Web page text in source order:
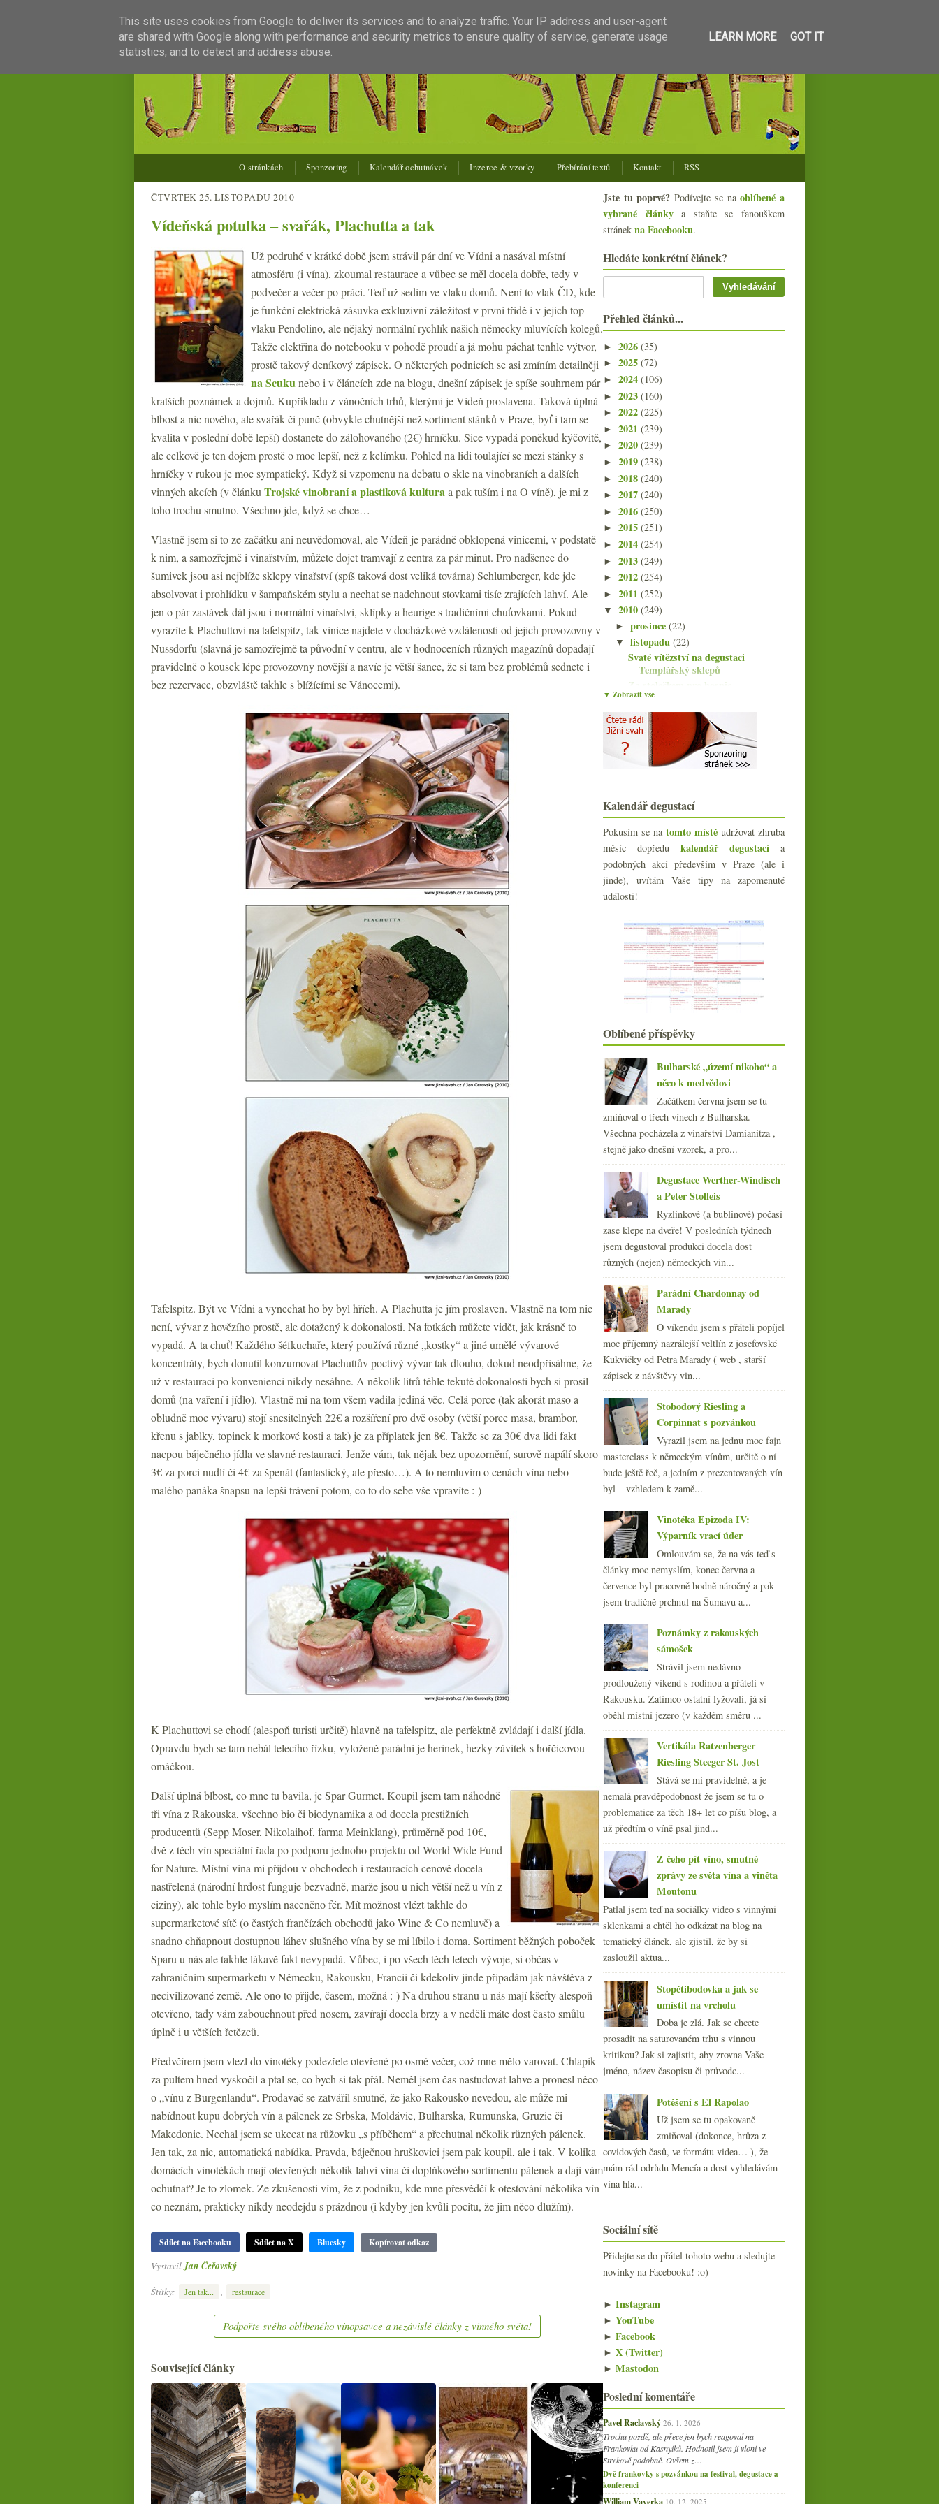
O stránkách Sponzoring Kalendář ochutnávek Inzerce & vzorky Přebírání textů Kontakt RSS
ČTVRTEK 25. LISTOPADU 2010
Vídeňská potulka – svařák, Plachutta a tak
Už podruhé v krátké době jsem strávil pár dní ve Vídni a nasával místní
atmosféru (i vína), zkoumal restaurace a vůbec se měl docela dobře, tedy v
podvečer a večer po práci. Teď už sedím ve vlaku domů. Není to vlak ČD, kde
je funkční elektrická zásuvka exkluzivní záležitost v první třídě i v jejich top
vlaku Pendolino, ale nějaký normální rychlík našich německy mluvících kolegů.
Takže elektřina do notebooku v pohodě proudí a já mohu páchat tenhle výtvor,
prostě takový deníkový zápisek. O některých podnicích se asi zmíním detailněji
na Scukunebo i v článcích zde na blogu, dnešní zápisek je spíše souhrnem pár
kratších poznámek a dojmů. Kupříkladu z vánočních trhů, kterými je Vídeň proslavena. Taková úplná
blbost a nic nového, ale svařák či punč (obvykle chutnější než sortiment stánků v Praze, byť i tam se
kvalita v poslední době lepší) dostanete do zálohovaného (2€) hrníčku. Sice vypadá poněkud kýčovitě,
ale celkově je ten dojem prostě o moc lepší, než z kelímku. Pohled na lidi toulající se mezi stánky s
hrníčky v rukou je moc sympatický. Když si vzpomenu na debatu o skle na vinobraních a dalších
vinných akcích (v článku Trojské vinobraní a plastiková kulturaa pak tuším i na O víně), je mi z
toho trochu smutno. Všechno jde, když se chce…
Vlastně jsem si to ze začátku ani neuvědomoval, ale Vídeň je parádně obklopená vinicemi, v podstatě
k nim, a samozřejmě i vinařstvím, můžete dojet tramvají z centra za pár minut. Pro nadšence do
šumivek jsou asi nejblíže sklepy vinařství (spíš taková dost veliká továrna) Schlumberger, kde jde
absolvovat i prohlídku v šampaňském stylu a nechat se nadchnout stovkami tisíc zrajících lahví. Ale
jen o pár zastávek dál jsou i normální vinařství, sklípky a heurige s tradičními chuťovkami. Pokud
vyrazíte k Plachuttovi na tafelspitz, tak vinice najdete v docházkové vzdálenosti od jejich provozovny v
Nussdorfu (slavná je samozřejmě ta původní v centru, ale v hodnoceních různých magazínů dopadají
pravidelně o kousek lépe provozovny novější a navíc je větší šance, že si tam bez problémů sednete i
bez rezervace, obzvláště takhle s blížícími se Vánocemi).
Tafelspitz. Být ve Vídni a vynechat ho by byl hřích. A Plachutta je jím proslaven. Vlastně na tom nic
není, vývar z hovězího prostě, ale dotažený k dokonalosti. Na fotkách můžete vidět, jak krásně to
vypadá. A ta chuť! Každého šéfkuchaře, který používá různé „kostky“ a jiné umělé vývarové
koncentráty, bych donutil konzumovat Plachuttův poctivý vývar tak dlouho, dokud neodpřísáhne, že
už v restauraci po konvenienci nikdy nesáhne. A několik litrů téhle tekuté dokonalosti bych si prosil
domů (na vaření i jídlo). Vlastně mi na tom všem vadila jediná věc. Celá porce (tak akorát maso a
obludně moc vývaru) stojí snesitelných 22€ a rozšíření pro dvě osoby (větší porce masa, brambor,
křenu s jablky, topinek k morkové kosti a tak) je za příplatek jen 8€. Takže se za 30€ dva lidi fakt
nacpou báječného jídla ve slavné restauraci. Jenže vám, tak nějak bez upozornění, surově napálí skoro
3€ za porci nudlí či 4€ za špenát (fantastický, ale přesto…). A to nemluvím o cenách vína nebo
malého panáka šnapsu na lepší trávení potom, co to do sebe vše vpravíte :-)
K Plachuttovi se chodí (alespoň turisti určitě) hlavně na tafelspitz, ale perfektně zvládají i další jídla.
Opravdu bych se tam nebál telecího řízku, vyloženě parádní je herinek, hezky závitek s hořčicovou
omáčkou.
Další úplná blbost, co mne tu bavila, je Spar Gurmet. Koupil jsem tam náhodně
tři vína z Rakouska, všechno bio či biodynamika a od docela prestižních
producentů (Sepp Moser, Nikolaihof, farma Meinklang), průměrně pod 10€,
dvě z těch vín speciální řada po podporu jednoho projektu od World Wide Fund
for Nature. Místní vína mi přijdou v obchodech i restauracích cenově docela
nastřelená (národní hrdost funguje bezvadně, marže jsou u nich větší než u vín z
ciziny), ale tohle bylo myslím naceněno fér. Mít možnost vlézt takhle do
supermarketové sítě (o častých frančízách obchodů jako Wine & Co nemluvě) a
snadno chňapnout dostupnou láhev slušného vína by se mi líbilo i doma. Sortiment běžných poboček
Sparu u nás ale takhle lákavě fakt nevypadá. Vůbec, i po všech těch letech vývoje, si občas v
zahraničním supermarketu v Německu, Rakousku, Francii či kdekoliv jinde připadám jak návštěva z
necivilizované země. Ale ono to přijde, časem, možná :-) Na druhou stranu u nás mají kšefty alespoň
otevřeno, tady vám zabouchnout před nosem, zavírají docela brzy a v neděli máte dost často smůlu
úplně i u větších řetězců.
Předvčírem jsem vlezl do vinotéky podezřele otevřené po osmé večer, což mne mělo varovat. Chlapík
za pultem hned vyskočil a ptal se, co bych si tak přál. Neměl jsem čas nastudovat lahve a pronesl něco
o „vínu z Burgenlandu“. Prodavač se zatvářil smutně, že jako Rakousko nevedou, ale může mi
nabídnout kupu dobrých vín a pálenek ze Srbska, Moldávie, Bulharska, Rumunska, Gruzie či
Makedonie. Nechal jsem se ukecat na růžovku „s příběhem“ a přechutnal několik různých pálenek.
Jen tak, za nic, automatická nabídka. Pravda, báječnou hruškovici jsem pak koupil, ale i tak. V kolika
domácích vinotékách mají otevřených několik lahví vína či doplňkového sortimentu pálenek a dají vám
ochutnat? Je to zlomek. Ze zkušenosti vím, že z podniku, kde mne přesvědčí k otestování několika vín
co neznám, prakticky nikdy neodejdu s prázdnou (i kdyby jen kvůli pocitu, že jim něco dlužím).
Sdílet na Facebooku Sdílet na X Bluesky Kopírovat odkaz
VystavilJan Čeřovský
Štítky:
Jen tak... restaurace
Podpořte svého oblíbeného vínopsavce a nezávislé články z vinného světa!
Související články
Jste tu poprvé? Podívejte se naoblíbené a
vybrané článkya staňte se fanouškem
stránek na Facebooku.
Hledáte konkrétní článek?
Přehled článků...
► 2026 (35)
► 2025 (72)
► 2024 (106)
► 2023 (160)
► 2022 (225)
► 2021 (239)
► 2020 (239)
► 2019 (238)
► 2018 (240)
► 2017 (240)
► 2016 (250)
► 2015 (251)
► 2014 (254)
► 2013 (249)
► 2012 (254)
► 2011 (252)
▼ 2010 (249)
►prosince(22)
▼listopadu(22)
Svaté vítězství na degustaci
Templářský sklepů
Za stolečkem pro hospic
Obarvené víno, Chauvet, nové
vínoblogy
Vídeňská potulka – svařák,
Plachutta a tak
Pfingstberg vůni, chutí, obrazem i
hmatem
Fajn Beaujolais, dvě
Svatomartinská, víno ve vlaku...
Italská párty a malé víno lepší
velkého
Souboj vídeňských řízků – tele vs.
vepř!
Templářský průšvih plný emocí a
Příběh o zkapalnění kopce Somló
Dotaz, ropná krize, nový web DRC a
močowhisky
Svatomartinská a jedno mladé víno
se spermií
Točení se ve vinných kruzích
Mladý Jamek a další čerstvá vína
Vídeňská zážitková gastronomie –
Mraz & Sohn
Výsledky ankety „Vlašák vs. Veltlín“
Přeceněná růžovka versus
výprodejový rýňák
Předfyloxerové emoce s Champagne
Tarlant
Asijské vinné hrátky,
Svatomartinské, ukradené šam...
strmými svahy
Pinot z parku, Rother Zierfahndler
z Limbachu
►října (20)
►září(21)
►srpna(22)
►července(14)
►června
►května
►dubna
►března(24)
► února (20)
ledna (20)
►2009(249)
►2008(270)
► 2007(108)
▼ Zobrazit vše
Kalendář degustací
Pokusím se na tomto místě udržovat zhruba
měsíc dopředu kalendář degustacía
podobných akcí především v Praze (ale i
jinde), uvítám Vaše tipy na zapomenuté
události!
Oblíbené příspěvky
Bulharské „území nikoho“ a
něco k medvědovi
Začátkem června jsem se tu
zmiňoval o třech vínech z Bulharska.
Všechna pocházela z vinařství Damianitza ,
stejně jako dnešní vzorek, a pro...
Degustace Werther-Windisch
a Peter Stolleis
Ryzlinkové (a bublinové) počasí
zase klepe na dveře! V posledních týdnech
jsem degustoval produkci docela dost
různých (nejen) německých vin...
Parádní Chardonnay od
Marady
O víkendu jsem s přáteli popíjel
moc příjemný nazrálejší veltlín z josefovské
Kukvičky od Petra Marady ( web , starší
zápisek z návštěvy vin...
Stobodový Riesling a
Corpinnat s pozvánkou
Vyrazil jsem na jednu moc fajn
masterclass k německým vínům, určitě o ní
bude ještě řeč, a jedním z prezentovaných vín
byl – vzhledem k zamě...
Vinotéka Epizoda IV:
Výparník vrací úder
Omlouvám se, že na vás teď s
články moc nemyslím, konec června a
července byl pracovně hodně náročný a pak
jsem tradičně prchnul na Šumavu a...
Poznámky z rakouských
sámošek
Strávil jsem nedávno
prodloužený víkend s rodinou a přáteli v
Rakousku. Zatímco ostatní lyžovali, já si
oběhl místní jezero (v každém směru ...
Vertikála Ratzenberger
Riesling Steeger St. Jost
Stává se mi pravidelně, a je
nemalá pravděpodobnost že jsem se tu o
problematice za těch 18+ let co píšu blog, a
už předtím o víně psal jind...
Z čeho pít víno, smutné
zprávy ze světa vína a viněta
Moutonu
Patlal jsem teď na sociálky video s vinnými
sklenkami a chtěl ho odkázat na blog na
tematický článek, ale zjistil, že by si
zasloužil aktua...
Stopětibodovka a jak se
umístit na vrcholu
Doba je zlá. Jak se chcete
prosadit na saturovaném trhu s vinnou
kritikou? Jak si zajistit, aby zrovna Vaše
jméno, název časopisu či průvodc...
Potěšení s El Rapolao
Už jsem se tu opakovaně
zmiňoval (dokonce, hrůza z
covidových časů, ve formátu videa… ), že
mám rád odrůdu Mencía a dost vyhledávám
vína hla...
Sociální sítě
Přidejte se do přátel tohoto webu a sledujte
novinky na Facebooku! :o)
► Instagram
► YouTube
► Facebook
► X (Twitter)
► Mastodon
Poslední komentáře
Pavel Raclavský 26. 1. 2026
Trochu pozdě, ale přece jen bych reagoval na
Frankovku od Kasnyiků. Hodnotil jsem ji vloni ve
Strekově podobně. Ovšem z…
Dvě frankovky s pozvánkou na festival, degustace a
konferenci
William Vaverka 10. 12. 2025
This site uses cookies from Google to deliver its services and to analyze traffic. Your IP address and user-agent
are shared with Google along with performance and security metrics to ensure quality of service, generate usage
statistics, and to detect and address abuse.
LEARN MORE GOT IT